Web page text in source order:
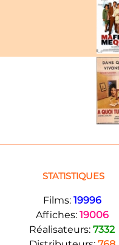
STATISTIQUES
Films: 19996
Affiches: 19006
Réalisateurs: 7332